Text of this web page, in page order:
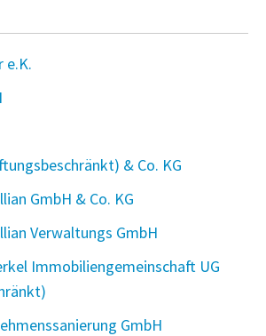
e.K.
& Co. KG
GmbH & Co. KG
Verwaltungs GmbH
Immobiliengemeinschaft UG
GmbH